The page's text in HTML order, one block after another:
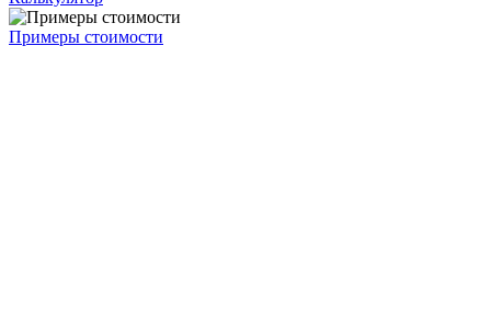
Примеры стоимости